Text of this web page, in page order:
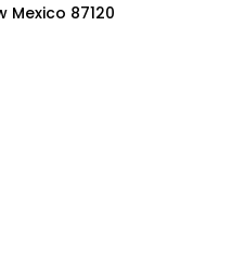
Mexico 87120